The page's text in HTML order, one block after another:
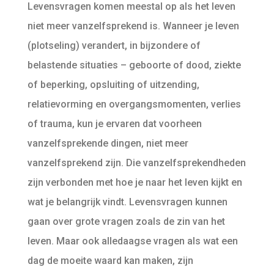
Levensvragen komen meestal op als het leven
niet meer vanzelfsprekend is. Wanneer je leven
(plotseling) verandert, in bijzondere of
belastende situaties – geboorte of dood, ziekte
of beperking, opsluiting of uitzending,
relatievorming en overgangsmomenten, verlies
of trauma, kun je ervaren dat voorheen
vanzelfsprekende dingen, niet meer
vanzelfsprekend zijn. Die vanzelfsprekendheden
zijn verbonden met hoe je naar het leven kijkt en
wat je belangrijk vindt. Levensvragen kunnen
gaan over grote vragen zoals de zin van het
leven. Maar ook alledaagse vragen als wat een
dag de moeite waard kan maken, zijn